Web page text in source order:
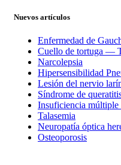
Nuevos artículos
Enfermedad de
Cuello de tortuga —
Narcolepsia
Hipersensibilidad
Lesión del nervio
Síndrome de
Insuficiencia múltiple
Talasemia
Neuropatía óptica
Osteoporosis